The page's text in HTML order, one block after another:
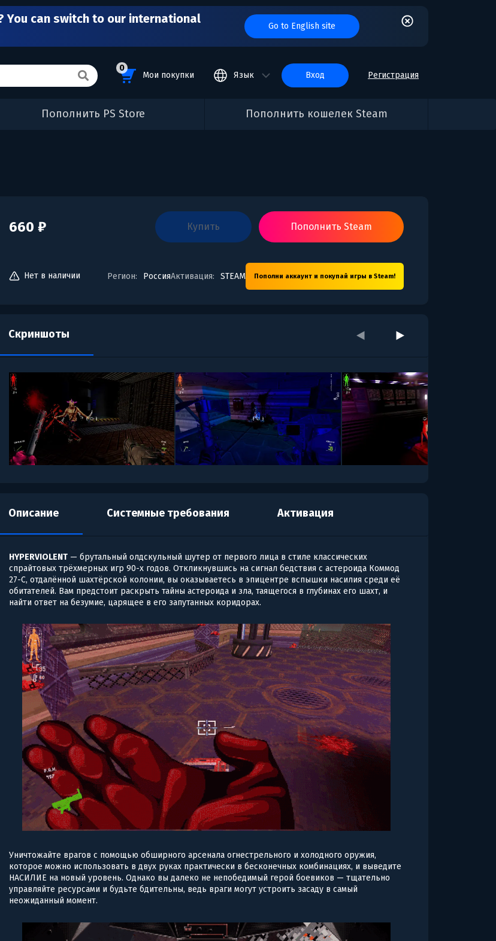
You can switch to our international
Go to English site
0
Мои покупки Язык вход Регистрация
Пополнить PS Store Пополнить кошелек Steam
660 ₽ Пополнить Steam
купить
Регион: РоссияАктивация: STEAM
Нет в наличии Пополни аккаунт и покупай игры в Steam!
Скриншоты
Описание Системные требования Активация
HYPERVIOLENT — брутальный олдскульный шутер от первого лица в стиле классических
спрайтовых трёхмерных игр 90-х годов. Откликнувшись на сигнал бедствия с астероида Коммод
27-C, отдалённой шахтёрской колонии, вы оказываетесь в эпицентре вспышки насилия среди её
обитателей. Вам предстоит раскрыть тайны астероида и зла, таящегося в глубинах его шахт, и
найти ответ на безумие, царящее в его запутанных коридорах.
Уничтожайте врагов с помощью обширного арсенала огнестрельного и холодного оружия,
которое можно использовать в двух руках практически в бесконечных комбинациях, и выведите
НАСИЛИЕ на новый уровень. Однако вы далеко не непобедимый герой боевиков — тщательно
управляйте ресурсами и будьте бдительны, ведь враги могут устроить засаду в самый
неожиданный момент.